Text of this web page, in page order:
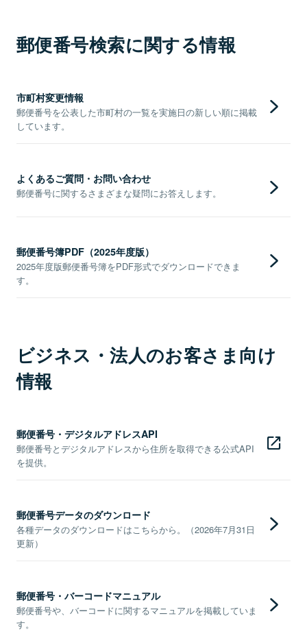
郵便番号検索に関する情報
市町村変更情報
郵便番号を公表した市町村の一覧を実施日の新しい順に掲載
しています。
よくあるご質問・お問い合わせ
郵便番号に関するさまざまな疑問にお答えします。
郵便番号簿PDF（2025年度版）
2025年度版郵便番号簿をPDF形式でダウンロードできま
す。
ビジネス・法人のお客さま向け
情報
郵便番号・デジタルアドレスAPI
郵便番号とデジタルアドレスから住所を取得できる公式API
を提供。
郵便番号データのダウンロード
各種データのダウンロードはこちらから。（2026年7月31日
更新）
郵便番号・バーコードマニュアル
郵便番号や、バーコードに関するマニュアルを掲載していま
す。